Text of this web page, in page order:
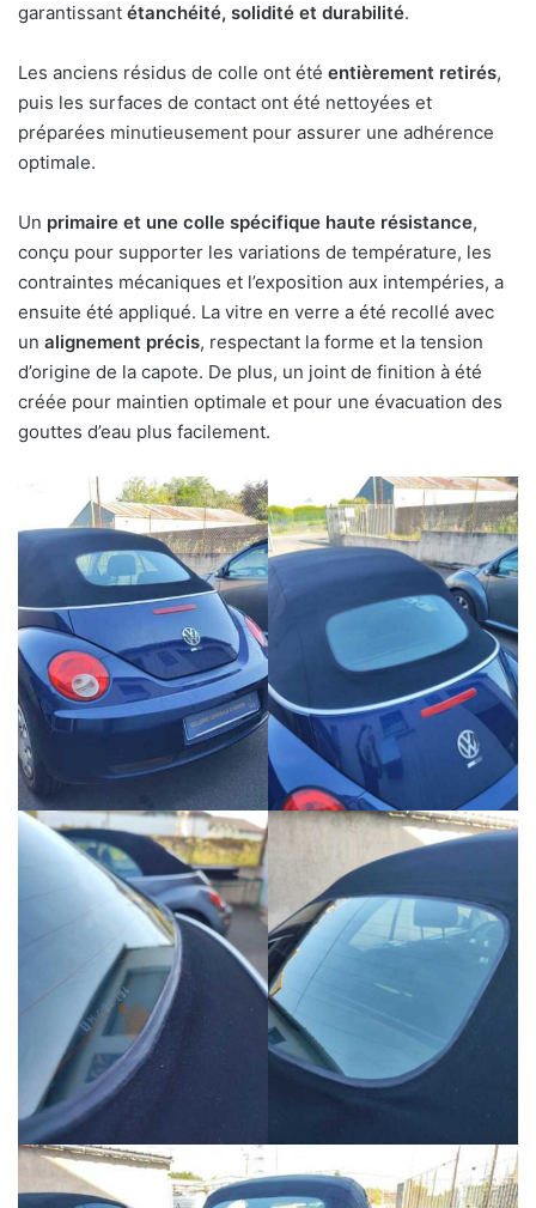
garantissant étanchéité, solidité et durabilité.
Les anciens résidus de colle ont été entièrement retirés,
puis les surfaces de contact ont été nettoyées et
préparées minutieusement pour assurer une adhérence
optimale.
Un primaire et une colle spécifique haute résistance,
conçu pour supporter les variations de température, les
contraintes mécaniques et l’exposition aux intempéries, a
ensuite été appliqué. La vitre en verre a été recollé avec
un alignement précis, respectant la forme et la tension
d’origine de la capote. De plus, un joint de finition à été
créée pour maintien optimale et pour une évacuation des
gouttes d’eau plus facilement.